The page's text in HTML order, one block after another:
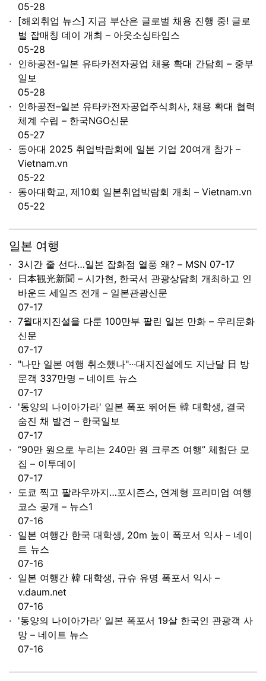
05-28
[해외취업 뉴스] 지금 부산은 글로벌 채용 진행 중! 글로
벌 잡매칭 데이 개최 – 아웃소싱타임스
05-28
인하공전-일본 유타카전자공업 채용 확대 간담회 – 중부
일보
05-28
인하공전–일본 유타카전자공업주식회사, 채용 확대 협력
체계 수립 – 한국NGO신문
05-27
동아대 2025 취업박람회에 일본 기업 20여개 참가 –
Vietnam.vn
05-22
동아대학교, 제10회 일본취업박람회 개최 – Vietnam.vn
05-22
일본 여행
3시간 줄 선다…일본 잡화점 열풍 왜? – MSN 07-17
日本観光新聞 – 시가현, 한국서 관광상담회 개최하고 인
바운드 세일즈 전개 – 일본관광신문
07-17
7월대지진설을 다룬 100만부 팔린 일본 만화 – 우리문화
신문
07-17
"나만 일본 여행 취소했나"···대지진설에도 지난달 日 방
문객 337만명 – 네이트 뉴스
07-17
'동양의 나이아가라' 일본 폭포 뛰어든 韓 대학생, 결국
숨진 채 발견 – 한국일보
07-17
“90만 원으로 누리는 240만 원 크루즈 여행” 체험단 모
집 – 이투데이
07-17
도쿄 찍고 팔라우까지…포시즌스, 연계형 프리미엄 여행
코스 공개 – 뉴스1
07-16
일본 여행간 한국 대학생, 20m 높이 폭포서 익사 – 네이
트 뉴스
07-16
일본 여행간 韓 대학생, 규슈 유명 폭포서 익사 –
v.daum.net
07-16
'동양의 나이아가라' 일본 폭포서 19살 한국인 관광객 사
망 – 네이트 뉴스
07-16